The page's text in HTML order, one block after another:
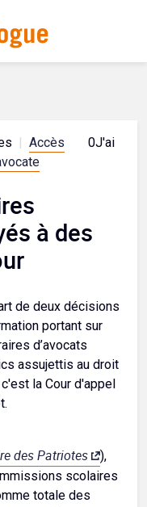
Accès
0J'aime
à des
de deux décisions
portant sur
d’avocats
assujettis au droit
la Cour d'appel
des Patriotes
),
scolaires
totale des